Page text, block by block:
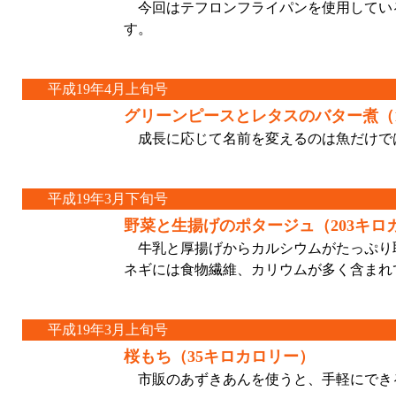
今回はテフロンフライパンを使用して
す。
平成19年4月上旬号
グリーンピースとレタスのバター煮
成長に応じて名前を変えるのは魚だけで
平成19年3月下旬号
野菜と生揚げのポタージュ（203キロ
牛乳と厚揚げからカルシウムがたっぷ
ネギには食物繊維、カリウムが多く含ま
平成19年3月上旬号
桜もち（35キロカロリー）
市販のあずきあんを使うと、手軽にで